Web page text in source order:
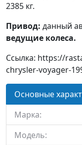
2385 кг.
Привод: данный
ведущие колеса.
Ссылка: https://
chrysler-voyager-
Основные
Марка:
Модель: